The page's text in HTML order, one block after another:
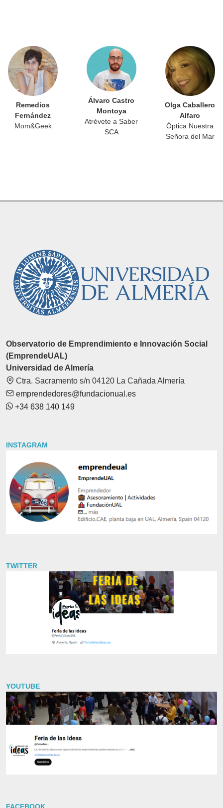
Remedios
Fernández
Mom&Geek
Álvaro Castro
Montoya
Atrévete a Saber
SCA
Olga Caballero
Alfaro
Óptica Nuestra
Señora del Mar
Observatorio de Emprendimiento e Innovación Social
(EmprendeUAL)
Universidad de Almería
Ctra. Sacramento s/n 04120 La Cañada Almería
emprendedores@fundacionual.es
+34 638 140 149
INSTAGRAM
TWITTER
YOUTUBE